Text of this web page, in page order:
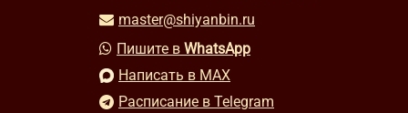
master@shiyanbin.ru
Пишите в WhatsApp
Написать в MAX
Расписание в Telegram